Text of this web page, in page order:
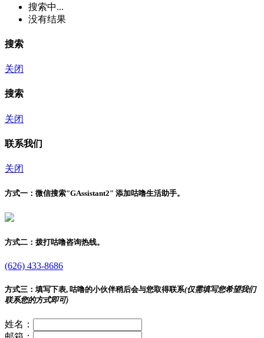
搜索中...
没有结果
搜索
关闭
搜索
关闭
联系我们
关闭
方式一： 微信搜索"GAssistant2" 添加咕噜生活助手。
方式二： 拨打咕噜咨询热线。
(626) 433-8686
方式三： 填写下表, 咕噜的小伙伴稍后会与您取得联系(仅需填写您希望我们
联系您的方式即可)
姓名：